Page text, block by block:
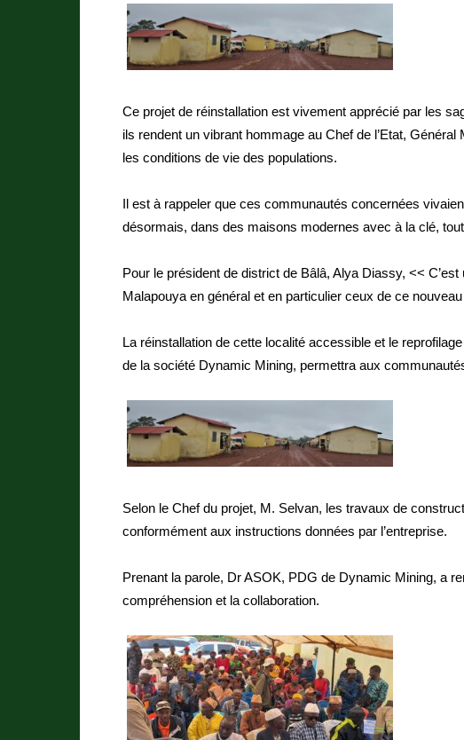
Ce projet de réinstallation est vivement apprécié par les
ils rendent un vibrant hommage au Chef de l’Etat,
les conditions de vie des populations.
Il est à rappeler que ces communautés concernées
désormais, dans des maisons modernes avec à la clé,
Pour le président de district de Bâlâ, Alya Diassy, <<
Malapouya en général et en particulier ceux de ce
La réinstallation de cette localité accessible et le
de la société Dynamic Mining, permettra aux
Selon le Chef du projet, M. Selvan, les travaux de
conformément aux instructions données par l’entreprise.
Prenant la parole, Dr ASOK, PDG de Dynamic Mining, a
compréhension et la collaboration.